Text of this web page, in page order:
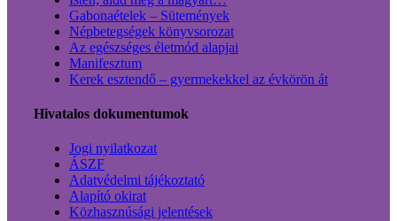
Gabonaételek – Sütemények
Népbetegségek könyvsorozat
Az egészséges életmód alapjai
Manifesztum
Kerek esztendő – gyermekekkel az évkörön át
Hivatalos dokumentumok
Jogi nyilatkozat
ÁSZF
Adatvédelmi tájékoztató
Alapító okirat
Közhasznúsági jelentések